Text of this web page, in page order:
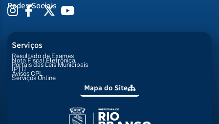
Redes Sociais
Serviços
Resultado de Exames
Nota Fiscal Eletrônica
Portais das Leis Municipais
IPTU
Avisos CPL
Serviços Online
Mapa do Site